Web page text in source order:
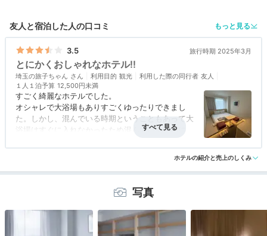
宿泊者は無料で参加できる「香りのサシェ作り体験」
大浴場で全身リラックスしたあとに飲む、コーヒー牛乳
or甘酒♪
友人と宿泊した人の口コミ もっと見る
3.5 旅行時期 2025年3月
とにかくおしゃれなホテル!!
埼玉の旅子ちゃん 利用目的 観光 利用した際の同行者 友人
１人１泊予算 12,500円未満
すごく綺麗なホテルでした。
オシャレで大浴場もありすごくゆったりできまし
た。しかし、混んでいる時期ということもあって大
浴場はすぐに入れなかったため混んでいる時期に行
るため、昼食も夕食もひろめ市場に行きました。ま
た、アメニティに関しては歯ブラシ以外は何もなか
ったのでしっかりと持っていくことをお勧めしま
アクセス 5.0 コスパ 3.0 客室 3.5 接客対応 5.0 風呂 3.0
ホテルの紹介と売上のしくみ
写真